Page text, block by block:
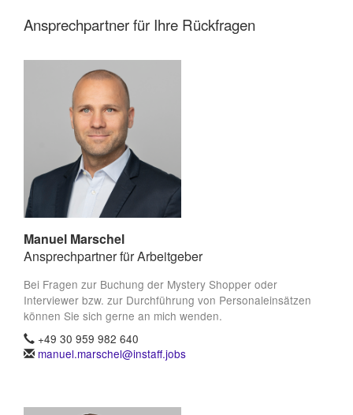
Ansprechpartner für Ihre Rückfragen
Manuel Marschel
Ansprechpartner für Arbeitgeber
Bei Fragen zur Buchung der Mystery Shopper oder
Interviewer bzw. zur Durchführung von Personaleinsätzen
können Sie sich gerne an mich wenden.
+49 30 959 982 640
manuel.marschel@instaff.jobs